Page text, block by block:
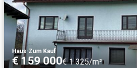
Haus·Zum Kauf
€ 159 000€ 1 325/m²